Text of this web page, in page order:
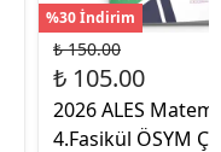
%30 İndirim
₺ 150.00
₺ 105.00
2026 ALES
4.Fasikül ÖSYM